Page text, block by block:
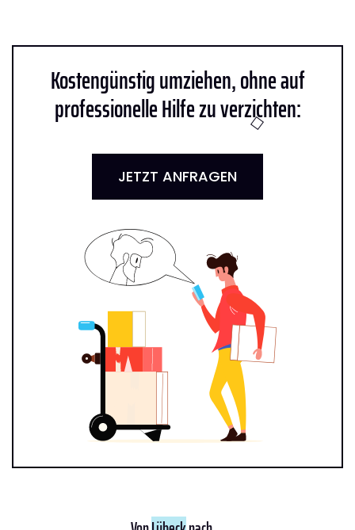
Kostengünstig umziehen, ohne auf
professionelle Hilfe zu verzichten:
JETZT ANFRAGEN